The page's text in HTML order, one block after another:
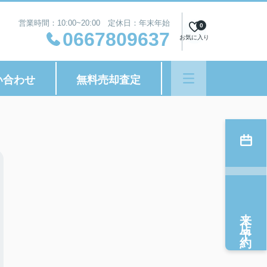
営業時間：10:00~20:00 定休日：年末年始
0667809637 お気に入り
0
合わせ 無料売却査定
来店予約